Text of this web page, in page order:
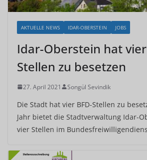
AKTUELLE NEWS IDAR-OBERSTEIN JOBS
Idar-Oberstein hat
Stellen zu besetzen
27. April 2021 Songül Sevindik
Die Stadt hat vier BFD-Stellen zu
Jahr bietet die Stadtverwaltung Idar-
vier Stellen im